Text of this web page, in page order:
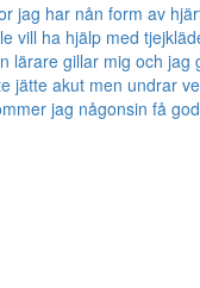
jag har nån form av
vill ha hjälp med
lärare gillar mig och jag
jätte akut men undrar
jag någonsin få